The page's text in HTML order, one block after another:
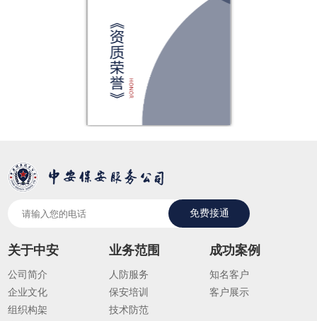
免费接通
关于中安
公司简介
企业文化
组织构架
业务范围
人防服务
保安培训
技术防范
成功案例
知名客户
客户展示